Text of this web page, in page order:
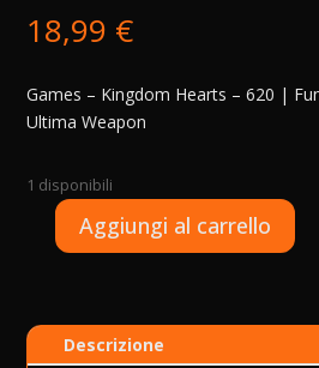
18,99 €
Games – Kingdom Hearts – 620 |
Ultima Weapon
1 disponibili
Funko
Games
Aggiungi al carrello
r
Descrizione